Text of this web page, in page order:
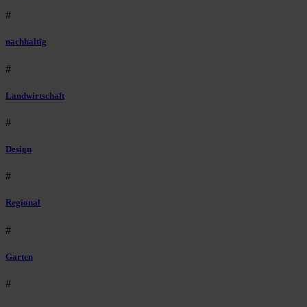
#
nachhaltig
#
Landwirtschaft
#
Design
#
Regional
#
Garten
#